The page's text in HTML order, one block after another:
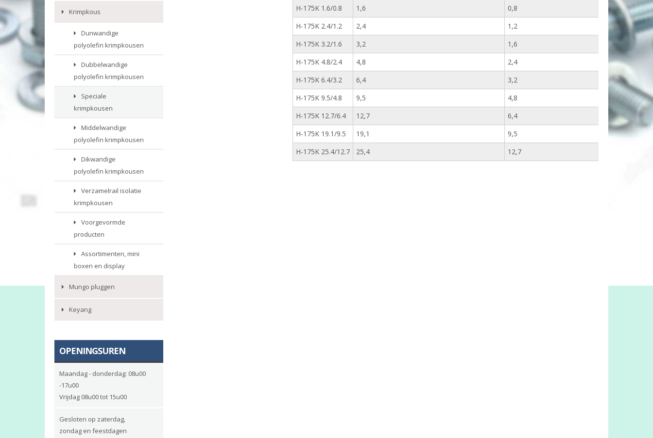
H-175K 1.6/0.8
1,6
0,8
H-175K 2.4/1.2
2,4
1,2
H-175K 3.2/1.6
3,2
1,6
H-175K 4.8/2.4
4,8
2,4
H-175K 6.4/3.2
6,4
3,2
H-175K 9.5/4.8
9,5
4,8
H-175K 12.7/6.4
12,7
6,4
H-175K 19.1/9.5
19,1
9,5
H-175K 25.4/12.7
25,4 12,7
Krimpkous
Dunwandige
polyolefin krimpkousen
Dubbelwandige
polyolefin krimpkousen
Speciale
krimpkousen
Middelwandige
polyolefin krimpkousen
Dikwandige
polyolefin krimpkousen
Verzamelrail isolatie
krimpkousen
Voorgevormde
producten
Assortimenten, mini
boxen en display
Mungo pluggen
Keyang
OPENINGSUREN
Maandag - donderdag: 08u00
-17u00
Vrijdag 08u00 tot 15u00
Gesloten op zaterdag,
zondag en feestdagen